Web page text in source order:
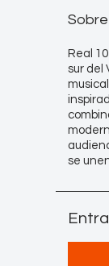
Sobre
Real
sur del
se